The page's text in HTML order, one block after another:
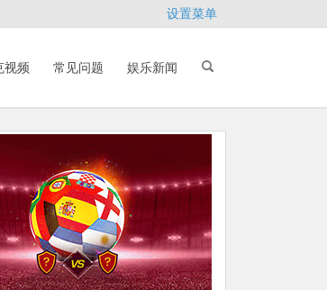
设置菜单
视频 常见问题 娱乐新闻